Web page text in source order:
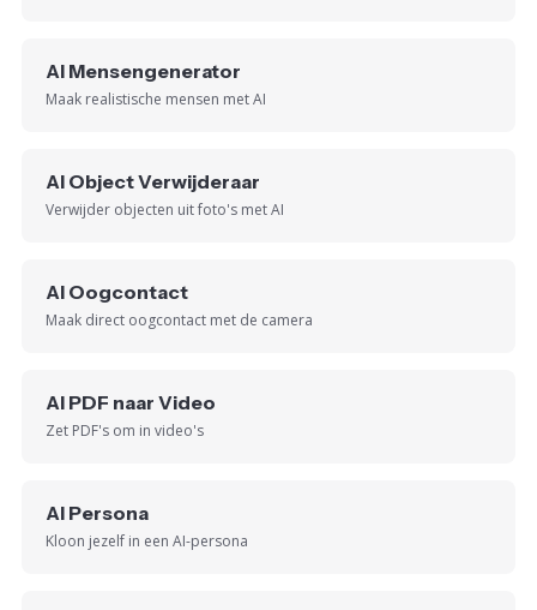
AI Mensengenerator
Maak realistische mensen met AI
AI Object Verwijderaar
Verwijder objecten uit foto's met AI
AI Oogcontact
Maak direct oogcontact met de camera
AI PDF naar Video
Zet PDF's om in video's
AI Persona
Kloon jezelf in een AI-persona